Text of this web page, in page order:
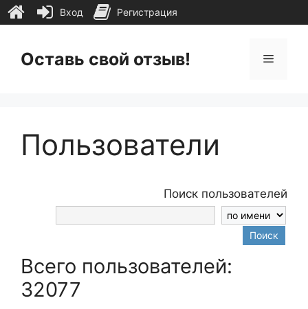
содержимому
Оставь свой отзыв! Меню
Пользователи
Поиск пользователей
Поиск
Всего пользователей:
32077
Вход Регистрация